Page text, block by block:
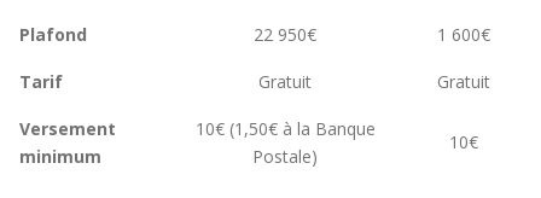
Plafond 22 950€ 1 600€
Tarif Gratuit Gratuit
Versement
minimum
10€ (1,50€ à la Banque
Postale)
10€